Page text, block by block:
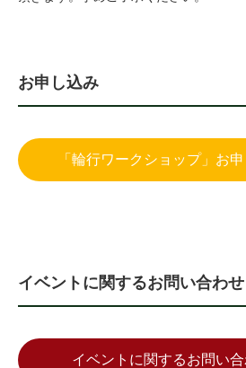
お申し込み
「輪行ワークショップ」お
イベントに関するお問い合わせ
イベントに関するお問い